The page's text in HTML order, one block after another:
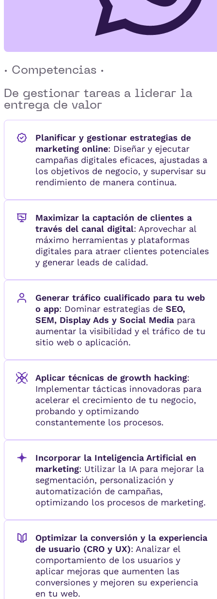
· Competencias ·
De gestionar tareas a liderar la
entrega de valor
Planificar y gestionar estrategias de
marketing online: Diseñar y ejecutar
campañas digitales eficaces, ajustadas a
los objetivos de negocio, y supervisar su
rendimiento de manera continua.
Maximizar la captación de clientes a
través del canal digital: Aprovechar al
máximo herramientas y plataformas
digitales para atraer clientes potenciales
y generar leads de calidad.
Generar tráfico cualificado para tu web
o app: Dominar estrategias de SEO,
SEM, Display Ads y Social Media para
aumentar la visibilidad y el tráfico de tu
sitio web o aplicación.
Aplicar técnicas de growth hacking:
Implementar tácticas innovadoras para
acelerar el crecimiento de tu negocio,
probando y optimizando
constantemente los procesos.
Incorporar la Inteligencia Artificial en
marketing: Utilizar la IA para mejorar la
segmentación, personalización y
automatización de campañas,
optimizando los procesos de marketing.
Optimizar la conversión y la experiencia
de usuario (CRO y UX): Analizar el
comportamiento de los usuarios y
aplicar mejoras que aumenten las
conversiones y mejoren su experiencia
en tu web.